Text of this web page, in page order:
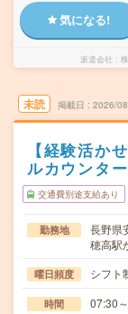
気になる!
派遣会社
未読 掲載日 2026/
【経験活か
ルカウンタ
交通費別途支給あり
勤務地
長野県
穂高駅
曜日頻度 シフト
時間 07:30